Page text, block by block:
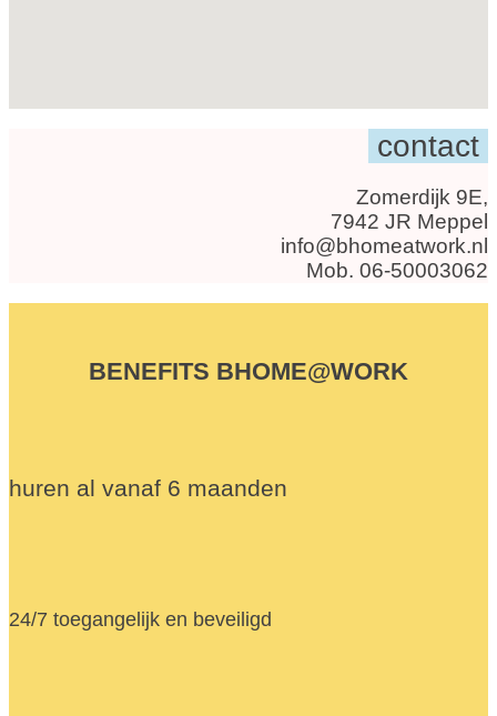
contact
Zomerdijk 9E,
7942 JR Meppel
info@bhomeatwork.nl
Mob. 06-50003062
BENEFITS BHOME@WORK
huren al vanaf 6 maanden
24/7 toegangelijk en beveiligd